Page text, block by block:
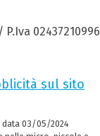
02437210996
sul sito
data 03/05/2024